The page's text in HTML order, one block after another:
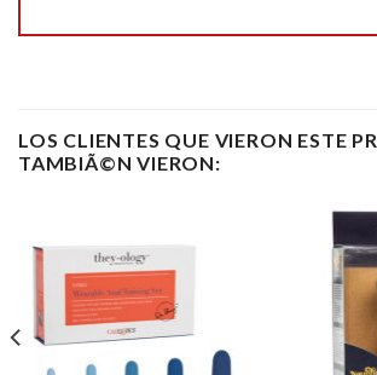
LOS CLIENTES QUE VIERON ESTE
TAMBIÃ©N VIERON: